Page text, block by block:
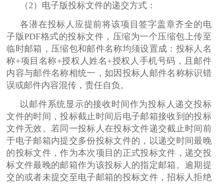
（2）电子版投标文件的递交方式：
各潜在投标人应提前将该项目签字盖章齐全的电
子版PDF格式的投标文件，压缩为一个压缩包上传至
临时邮箱，压缩包和邮件名称均须设置成：投标人名
称+项目名称+授权人姓名+授权人手机号码，且邮件
内容与邮件名称相统一，如因投标人邮件名称标识错
误或邮件内容混传，责任自负。
以邮件系统显示的接收时间作为投标人递交投标
文件的时间，投标截止时间后电子邮箱接收到的投标
文件无效。若同一投标人在投标文件递交截止时间前
于电子邮箱内提交多份投标文件的，以递交时间最晚
的投标文件，作为本次项目的正式投标文件，递交投
标文件最晚的邮箱作为该投标人的指定邮箱。逾期提
交的或者未提交至电子邮箱的投标文件，招标人拒绝